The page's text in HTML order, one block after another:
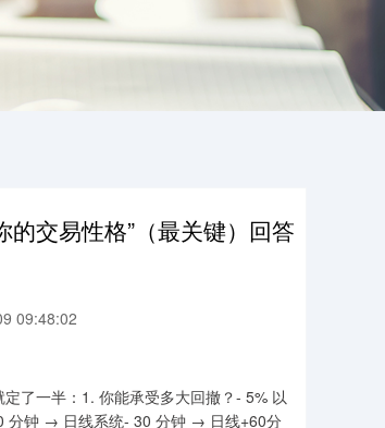
交易性格”（最关键）回答
09:48:02
了一半：1. 你能承受多大回撤？- 5% 以
分钟 → 日线系统- 30 分钟 → 日线+60分